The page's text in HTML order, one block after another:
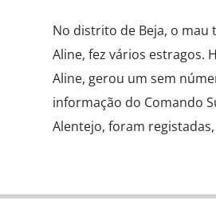
No distrito de Beja, o
Aline, fez vários estragos.
Aline, gerou um sem
informação do Comando
Alentejo, foram